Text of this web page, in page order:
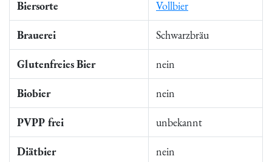
Biersorte Vollbier
Brauerei Schwarzbräu
Glutenfreies Bier nein
Biobier nein
PVPP frei unbekannt
Diätbier nein